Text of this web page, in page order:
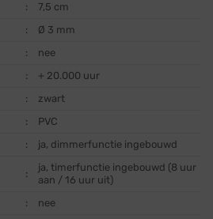
:
7,5 cm
:
Ø 3 mm
:
nee
:
+ 20.000 uur
:
zwart
:
PVC
: ja, dimmerfunctie ingebouwd
:
ja, timerfunctie ingebouwd (8 uur
aan / 16 uur uit)
:
nee